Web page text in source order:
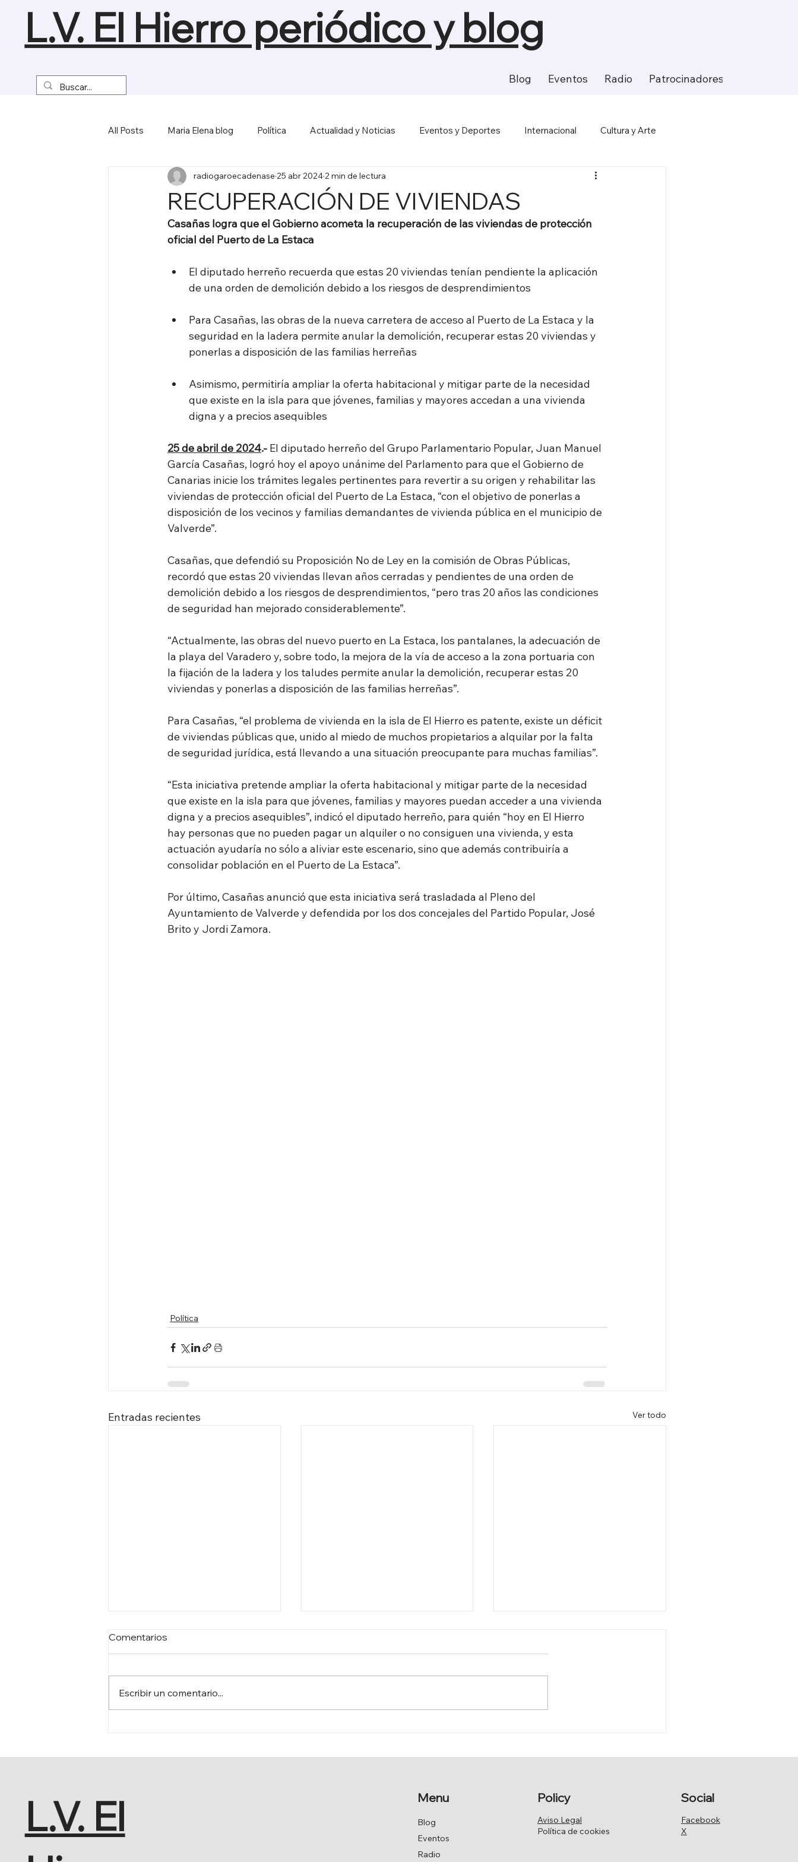
Blog Eventos Radio Patrocinadores
L.V. El Hierro periódico y blog
All Posts Maria Elena blog Política Actualidad y Noticias Eventos y Deportes Internacional Cultura y Arte
Turismo y Naturaleza Empresas y Economía Salud y Bienestar Ciencia y Tecnología
Miscelánea
RECUPERACIÓN DE VIVIENDAS
radiogaroecadenase 25 abr 20242 min de lectura
Casañas logra que el Gobierno acometa la recuperación de las viviendas de protección
oficial del Puerto de La Estaca
El diputado herreño recuerda que estas 20 viviendas tenían pendiente la aplicación
de una orden de demolición debido a los riesgos de desprendimientos
Para Casañas, las obras de la nueva carretera de acceso al Puerto de La Estaca y la
seguridad en la ladera permite anular la demolición, recuperar estas 20 viviendas y
ponerlas a disposición de las familias herreñas
Asimismo, permitiría ampliar la oferta habitacional y mitigar parte de la necesidad
que existe en la isla para que jóvenes, familias y mayores accedan a una vivienda
digna y a precios asequibles
25 de abril de 2024.- El diputado herreño del Grupo Parlamentario Popular, Juan Manuel
García Casañas, logró hoy el apoyo unánime del Parlamento para que el Gobierno de
Canarias inicie los trámites legales pertinentes para revertir a su origen y rehabilitar las
viviendas de protección oficial del Puerto de La Estaca, “con el objetivo de ponerlas a
disposición de los vecinos y familias demandantes de vivienda pública en el municipio de
Valverde”.
Casañas, que defendió su Proposición No de Ley en la comisión de Obras Públicas,
recordó que estas 20 viviendas llevan años cerradas y pendientes de una orden de
demolición debido a los riesgos de desprendimientos, “pero tras 20 años las condiciones
de seguridad han mejorado considerablemente”.
“Actualmente, las obras del nuevo puerto en La Estaca, los pantalanes, la adecuación de
la playa del Varadero y, sobre todo, la mejora de la vía de acceso a la zona portuaria con
la fijación de la ladera y los taludes permite anular la demolición, recuperar estas 20
viviendas y ponerlas a disposición de las familias herreñas”.
Para Casañas, “el problema de vivienda en la isla de El Hierro es patente, existe un déficit
de viviendas públicas que, unido al miedo de muchos propietarios a alquilar por la falta
de seguridad jurídica, está llevando a una situación preocupante para muchas familias”.
“Esta iniciativa pretende ampliar la oferta habitacional y mitigar parte de la necesidad
que existe en la isla para que jóvenes, familias y mayores puedan acceder a una vivienda
digna y a precios asequibles”, indicó el diputado herreño, para quién “hoy en El Hierro
hay personas que no pueden pagar un alquiler o no consiguen una vivienda, y esta
actuación ayudaría no sólo a aliviar este escenario, sino que además contribuiría a
consolidar población en el Puerto de La Estaca”.
Por último, Casañas anunció que esta iniciativa será trasladada al Pleno del
Ayuntamiento de Valverde y defendida por los dos concejales del Partido Popular, José
Brito y Jordi Zamora.
Política
Entradas recientes Ver todo
DEBATE GENERAL
DE JAVIER ARMAS.
Comentarios
Escribir un comentario...
Facebook
X
Social
Aviso Legal
Política de cookies
Policy
Blog
Eventos
Radio
Menu
L.V. El